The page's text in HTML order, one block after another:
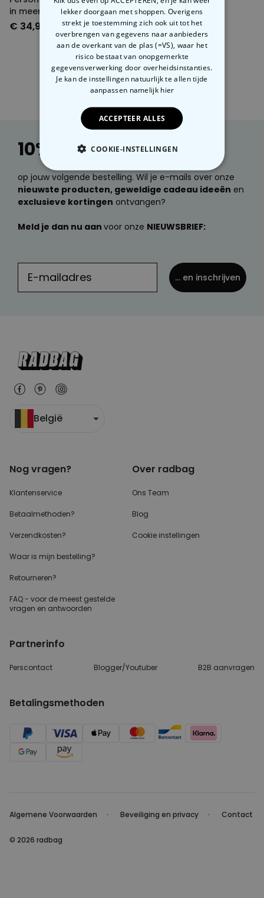
in meerdere kleuren
€ 34,99
1 2
10% korting
op jouw volgende bestelling. Wil je e-mails over onze
nieuwste producten, geweldige cadeau ideeën en
exclusieve kortingen ontvangen?
Meld je dan nu aan voor onze NIEUWSBRIEF:
... en inschrijven
België
Nog vragen?
Klantenservice
Betaalmethoden?
Verzendkosten?
Waar is mijn bestelling?
Retourneren?
FAQ - voor de meest gestelde
vragen en antwoorden
Over radbag
Ons Team
Blog
Cookie instellingen
Partnerinfo
Perscontact Blogger/Youtuber B2B aanvragen
Betalingsmethoden
Algemene Voorwaarden Beveiliging en privacy Contact
© 2026 radbag
lekker doorgaan met shoppen. Overigens
strekt je toestemming zich ook uit tot het
overbrengen van gegevens naar aanbieders
aan de overkant van de plas (=VS), waar het
risico bestaat van onopgemerkte
gegevensverwerking door overheidsinstanties.
Je kan de instellingen natuurlijk te allen tijde
aanpassen namelijk hier
ACCEPTEER ALLES
COOKIE-INSTELLINGEN
NOODZAKELIJK
PERFORMANCE
MARKETING OVERIGE